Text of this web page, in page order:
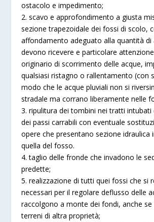
ostacolo e impedimento;
2. scavo e approfondimento a giusta
sezione trapezoidale dei fossi di scolo,
affondamento adeguato alla quantità di
devono ricevere e particolare
originario di scorrimento delle acque,
qualsiasi ristagno o rallentamento (con
modo che le acque pluviali non si
stradale ma corrano liberamente nelle
3. ripulitura dei tombini nei tratti intubati
dei passi carrabili con eventuale
opere che presentano sezione idraulica
quella del fosso.
4. taglio delle fronde che invadono le
predette;
5. realizzazione di tutti quei fossi che si
necessari per il regolare deflusso delle
raccolgono a monte dei fondi, anche se
terreni di altra proprietà;